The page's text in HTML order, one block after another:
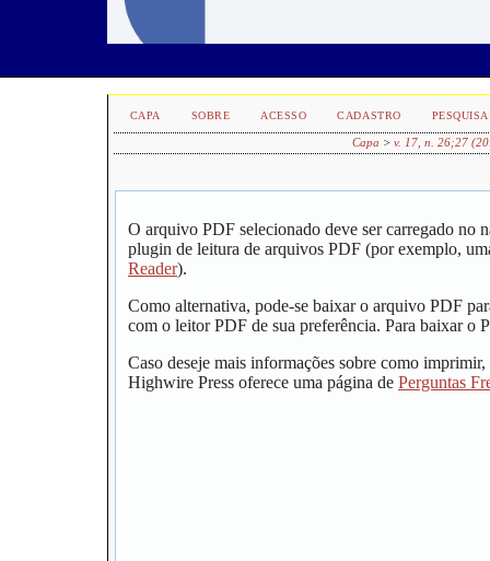
CAPA SOBRE ACESSO CADASTRO PESQUISA
Capa >v. 17, n. 26;27
O arquivo PDF selecionado deve ser carregado no
plugin de leitura de arquivos PDF (por exemplo,
Reader).
Como alternativa, pode-se baixar o arquivo PDF
com o leitor PDF de sua preferência. Para baixar o
Caso deseje mais informações sobre como
Highwire Press oferece uma página de Perguntas